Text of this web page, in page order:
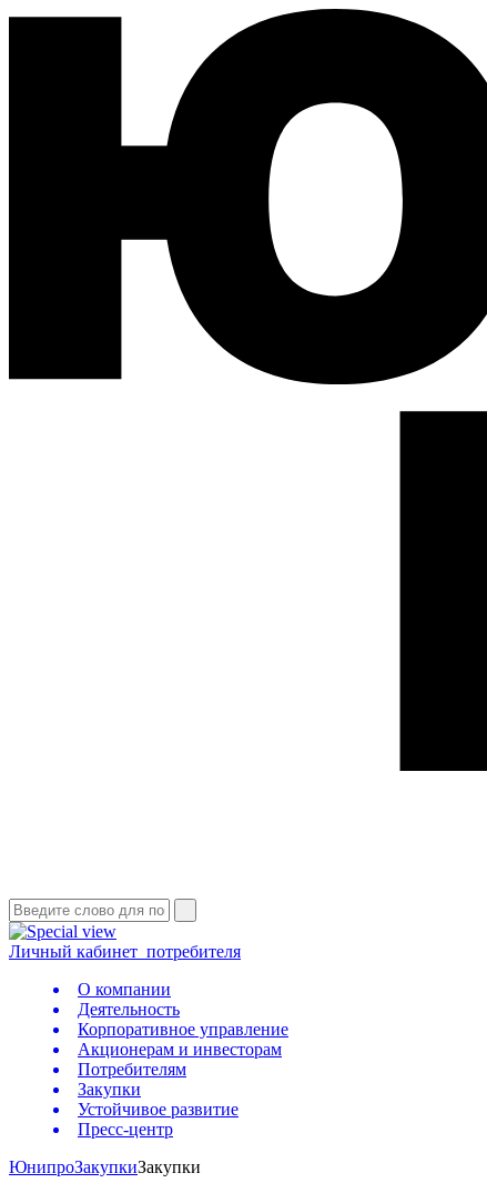
Личный кабинет потребителя
О компании
Деятельность
Корпоративное управление
Акционерам и инвесторам
Потребителям
Закупки
Устойчивое развитие
Пресс-центр
ЮнипроЗакупкиЗакупки